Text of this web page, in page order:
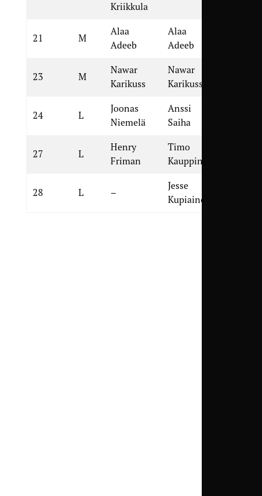
Kriikkula
21 M
Alaa
Adeeb
Alaa
Adeeb
23 M
Nawar
Karikuss
Nawar
Karikuss
24 L
Joonas
Niemelä
Anssi
Saiha
27 L
Henry
Friman
Timo
Kauppinen
28 L –
Jesse
Kupiainen